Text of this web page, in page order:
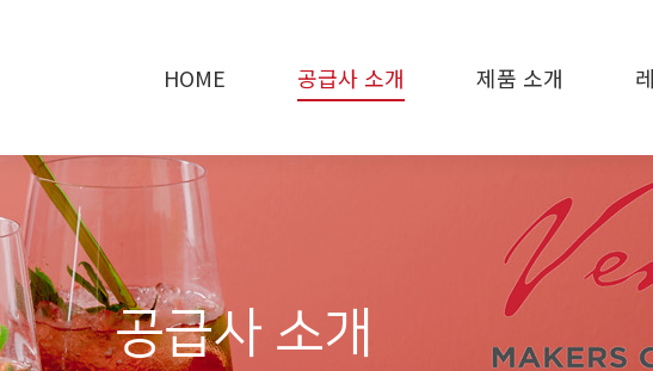
HOME 공급사 소개 제품 소개
공급사 소개